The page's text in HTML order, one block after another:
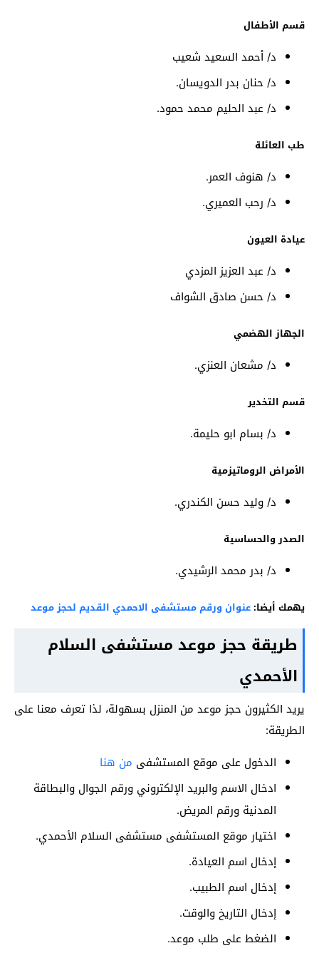
قسم الأطفال
د/ أحمد السعيد شعيب
د/ حنان بدر الدويسان.
د/ عبد الحليم محمد حمود.
طب العائلة
د/ هنوف العمر.
د/ رحب العميري.
عيادة العيون
د/ عبد العزيز المزدي
د/ حسن صادق الشواف
الجهاز الهضمي
د/ مشعان العنزي.
قسم التخدير
د/ بسام ابو حليمة.
الأمراض الروماتيزمية
د/ وليد حسن الكندري.
الصدر والحساسية
د/ بدر محمد الرشيدي.
يهمك أيضا: عنوان ورقم مستشفى الاحمدي القديم لحجز موعد
طريقة حجز موعد مستشفى السلام
الأحمدي
يريد الكثيرون حجز موعد من المنزل بسهولة، لذا تعرف معنا على
الطريقة:
الدخول على موقع المستشفى من هنا
ادخال الاسم والبريد الإلكتروني ورقم الجوال والبطاقة
المدنية ورقم المريض.
اختيار موقع المستشفى مستشفى السلام الأحمدي.
إدخال اسم العيادة.
إدخال اسم الطبيب.
إدخال التاريخ والوقت.
الضغط على طلب موعد.